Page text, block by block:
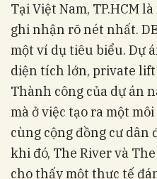
Tại Việt Nam, TP.HCM
ghi nhận rõ nét nhất.
một ví dụ tiêu biểu. Dự
diện tích lớn, private lift
Thành công của dự án
mà ở việc tạo ra một
cùng cộng đồng cư dân
khi đó, The River và
cho thấy một thực tế